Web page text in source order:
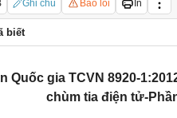
Ghi chú Báo lỗi In
biết
Quốc gia TCVN 8920-
chùm tia điện tử-